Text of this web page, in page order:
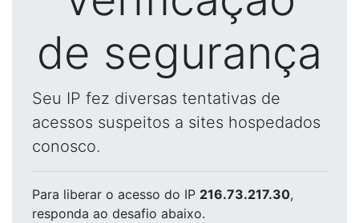
de segurança
Seu IP fez diversas tentativas de
acessos suspeitos a sites hospedados
conosco.
Para liberar o acesso do IP 216.73.217.30,
responda ao desafio abaixo.